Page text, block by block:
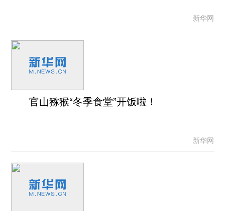
新华网
官山猕猴“冬季食堂”开饭啦！
新华网